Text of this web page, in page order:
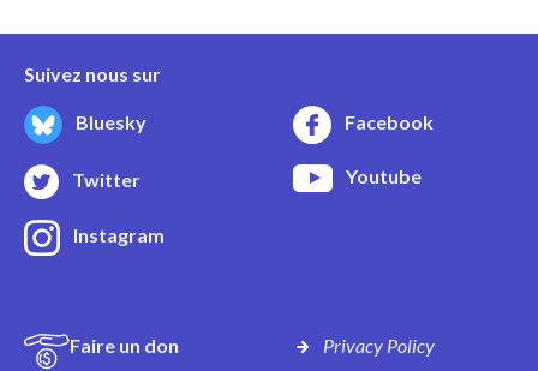
Suivez nous sur
Bluesky Facebook
Twitter Youtube
Instagram
Faire un don Privacy Policy